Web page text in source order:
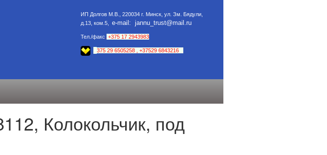
ИП Долгов М.В., 220034 г. Минск, ул. Зм. Бядули,
д.13, ком.5,е-mail: jannu_trust@mail.ru
Тел./факс +375 17 2943983
+375 29 6505258 ,+37529 6843216
Колокольчик, под